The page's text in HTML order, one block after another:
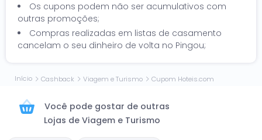
Início Cashback Viagem e Turismo Cupom Hoteis.com
Os cupons podem não ser acumulativos com
outras promoções;
Compras realizadas em listas de casamento
cancelam o seu dinheiro de volta no Pingou;
Você pode gostar de outras
Lojas de Viagem e Turismo